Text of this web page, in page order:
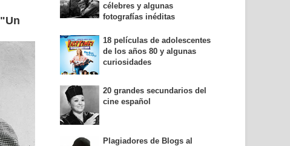
célebres y algunas
fotografías inéditas
18 películas de adolescentes
de los años 80 y algunas
curiosidades
20 grandes secundarios del
cine español
Plagiadores de Blogs al